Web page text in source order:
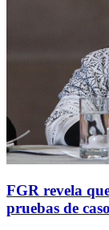
FGR revela
pruebas de